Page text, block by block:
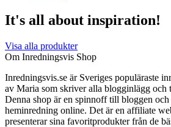
It's all about inspiration!
Visa alla produkter
Om Inredningsvis Shop
Inredningsvis.se är Sveriges populäraste
av Maria som skriver alla blogginlägg och
Denna shop är en spinnoff till bloggen och
heminredning online. Det är en affiliate
presenterar sina favoritprodukter från de